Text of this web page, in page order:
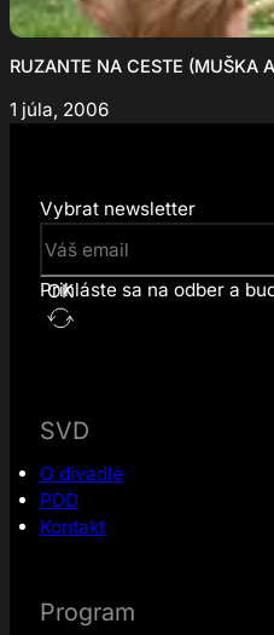
RUZANTE NA CESTE (MUŠKA
1 júla, 2006
Vybrat newsletter
OK
Prihláste sa na odber a
SVD
O divadle
PDD
Kontakt
Program